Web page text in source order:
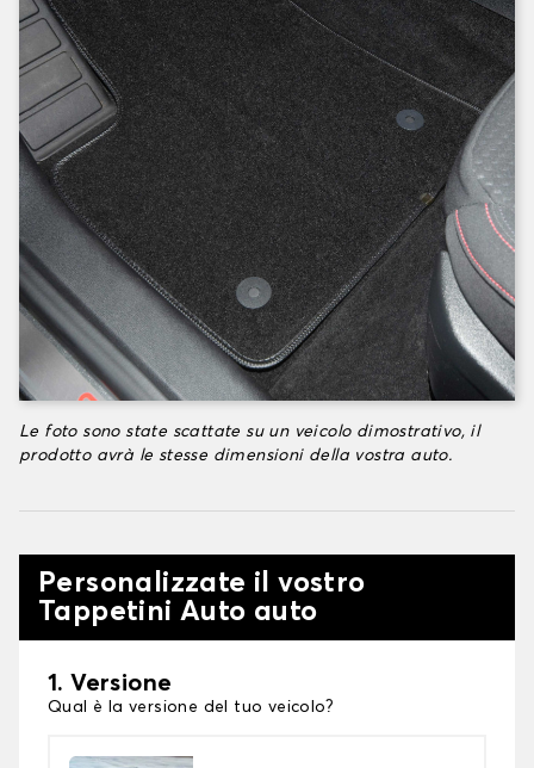
Le foto sono state scattate su un veicolo dimostrativo, il
prodotto avrà le stesse dimensioni della vostra auto.
Personalizzate il vostro
Tappetini Auto auto
1. Versione
Qual è la versione del tuo veicolo?